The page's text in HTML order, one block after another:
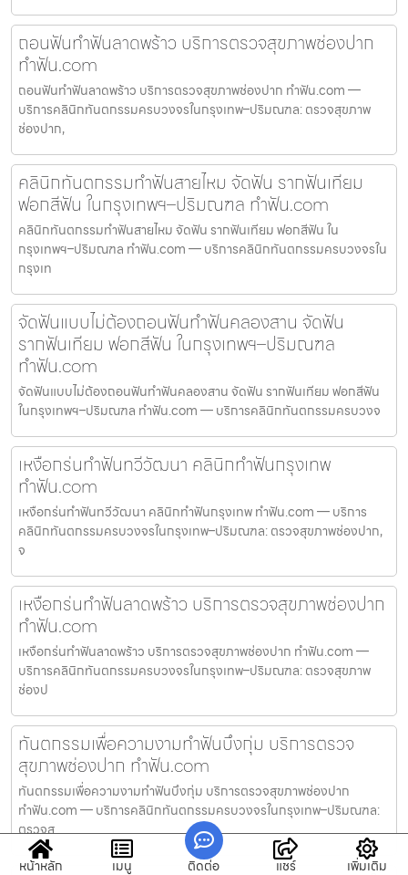
ถอนฟันทำฟันลาดพร้าว บริการตรวจสุขภาพช่องปาก
ทำฟัน.com
ถอนฟันทำฟันลาดพร้าว บริการตรวจสุขภาพช่องปาก ทำฟัน.com —
บริการคลินิกทันตกรรมครบวงจรในกรุงเทพ–ปริมณฑล: ตรวจสุขภาพ
ช่องปาก,
คลินิกทันตกรรมทำฟันสายไหม จัดฟัน รากฟันเทียม
ฟอกสีฟัน ในกรุงเทพฯ–ปริมณฑล ทำฟัน.com
คลินิกทันตกรรมทำฟันสายไหม จัดฟัน รากฟันเทียม ฟอกสีฟัน ใน
กรุงเทพฯ–ปริมณฑล ทำฟัน.com — บริการคลินิกทันตกรรมครบวงจรใน
กรุงเท
จัดฟันแบบไม่ต้องถอนฟันทำฟันคลองสาน จัดฟัน
รากฟันเทียม ฟอกสีฟัน ในกรุงเทพฯ–ปริมณฑล
ทำฟัน.com
จัดฟันแบบไม่ต้องถอนฟันทำฟันคลองสาน จัดฟัน รากฟันเทียม ฟอกสีฟัน
ในกรุงเทพฯ–ปริมณฑล ทำฟัน.com — บริการคลินิกทันตกรรมครบวงจ
เหงือกร่นทำฟันทวีวัฒนา คลินิกทำฟันกรุงเทพ
ทำฟัน.com
เหงือกร่นทำฟันทวีวัฒนา คลินิกทำฟันกรุงเทพ ทำฟัน.com — บริการ
คลินิกทันตกรรมครบวงจรในกรุงเทพ–ปริมณฑล: ตรวจสุขภาพช่องปาก,
จ
เหงือกร่นทำฟันลาดพร้าว บริการตรวจสุขภาพช่องปาก
ทำฟัน.com
เหงือกร่นทำฟันลาดพร้าว บริการตรวจสุขภาพช่องปาก ทำฟัน.com —
บริการคลินิกทันตกรรมครบวงจรในกรุงเทพ–ปริมณฑล: ตรวจสุขภาพ
ช่องป
ทันตกรรมเพื่อความงามทำฟันบึงกุ่ม บริการตรวจ
สุขภาพช่องปาก ทำฟัน.com
ทันตกรรมเพื่อความงามทำฟันบึงกุ่ม บริการตรวจสุขภาพช่องปาก
ทำฟัน.com — บริการคลินิกทันตกรรมครบวงจรในกรุงเทพ–ปริมณฑล:
ตรวจส
หน้าหลัก เมนู ติดต่อ แชร์ เพิ่มเติม